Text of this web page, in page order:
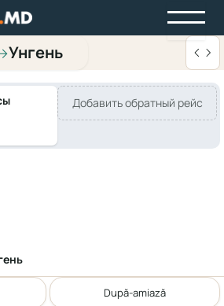
Унгень
Добавить обратный рейс
După-amiază